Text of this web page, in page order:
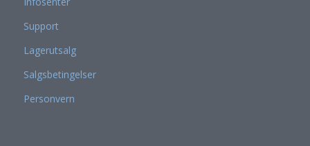
Support
Lagerutsalg
Salgsbetingelser
Personvern